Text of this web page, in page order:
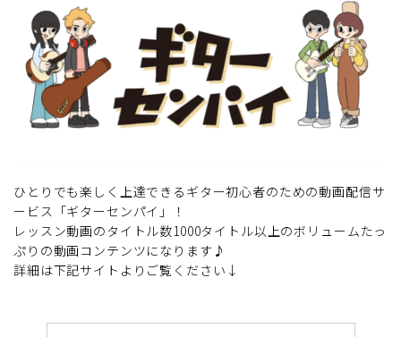
ひとりでも楽しく上達できるギター初心者のための動画配信サ
ービス「ギターセンパイ」！
レッスン動画のタイトル数1000タイトル以上のボリュームたっ
ぷりの動画コンテンツになります♪
詳細は下記サイトよりご覧ください↓